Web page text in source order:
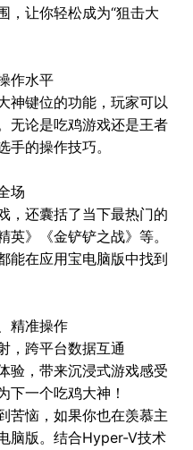
，让你轻松成为“狙击大
作水平
神键位的功能，玩家可以
无论是吃鸡游戏还是王者
的操作技巧。
场
，还囊括了当下最热门的
》《金铲铲之战》等。
能在应用宝电脑版中找到
下一个吃鸡大神！
苦恼，如果你也在羡慕主
脑版。结合Hyper-V技术